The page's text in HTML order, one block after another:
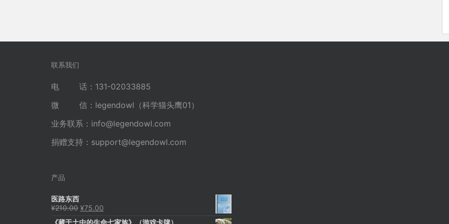
联系我们
电 话：131-02033885
微 信：legendowl（科学猫头鹰01）
业务联系： info@legendowl.com
捐赠支持： support@legendowl.com
产品
医路东西
¥210.00 原
¥75.00